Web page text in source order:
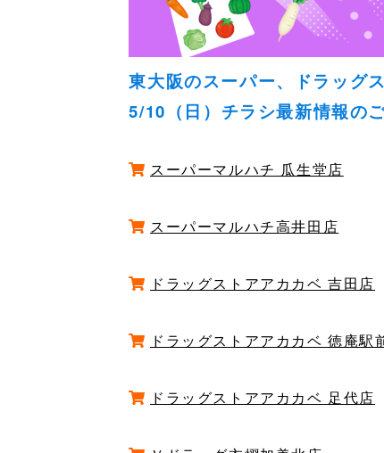
東大阪のスーパー、ドラッグ
5/10（日）チラシ最新情報の
スーパーマルハチ 瓜生堂店
スーパーマルハチ高井田店
ドラッグストアアカカベ 吉田店
ドラッグストアアカカベ 徳庵駅
ドラッグストアアカカベ 足代店